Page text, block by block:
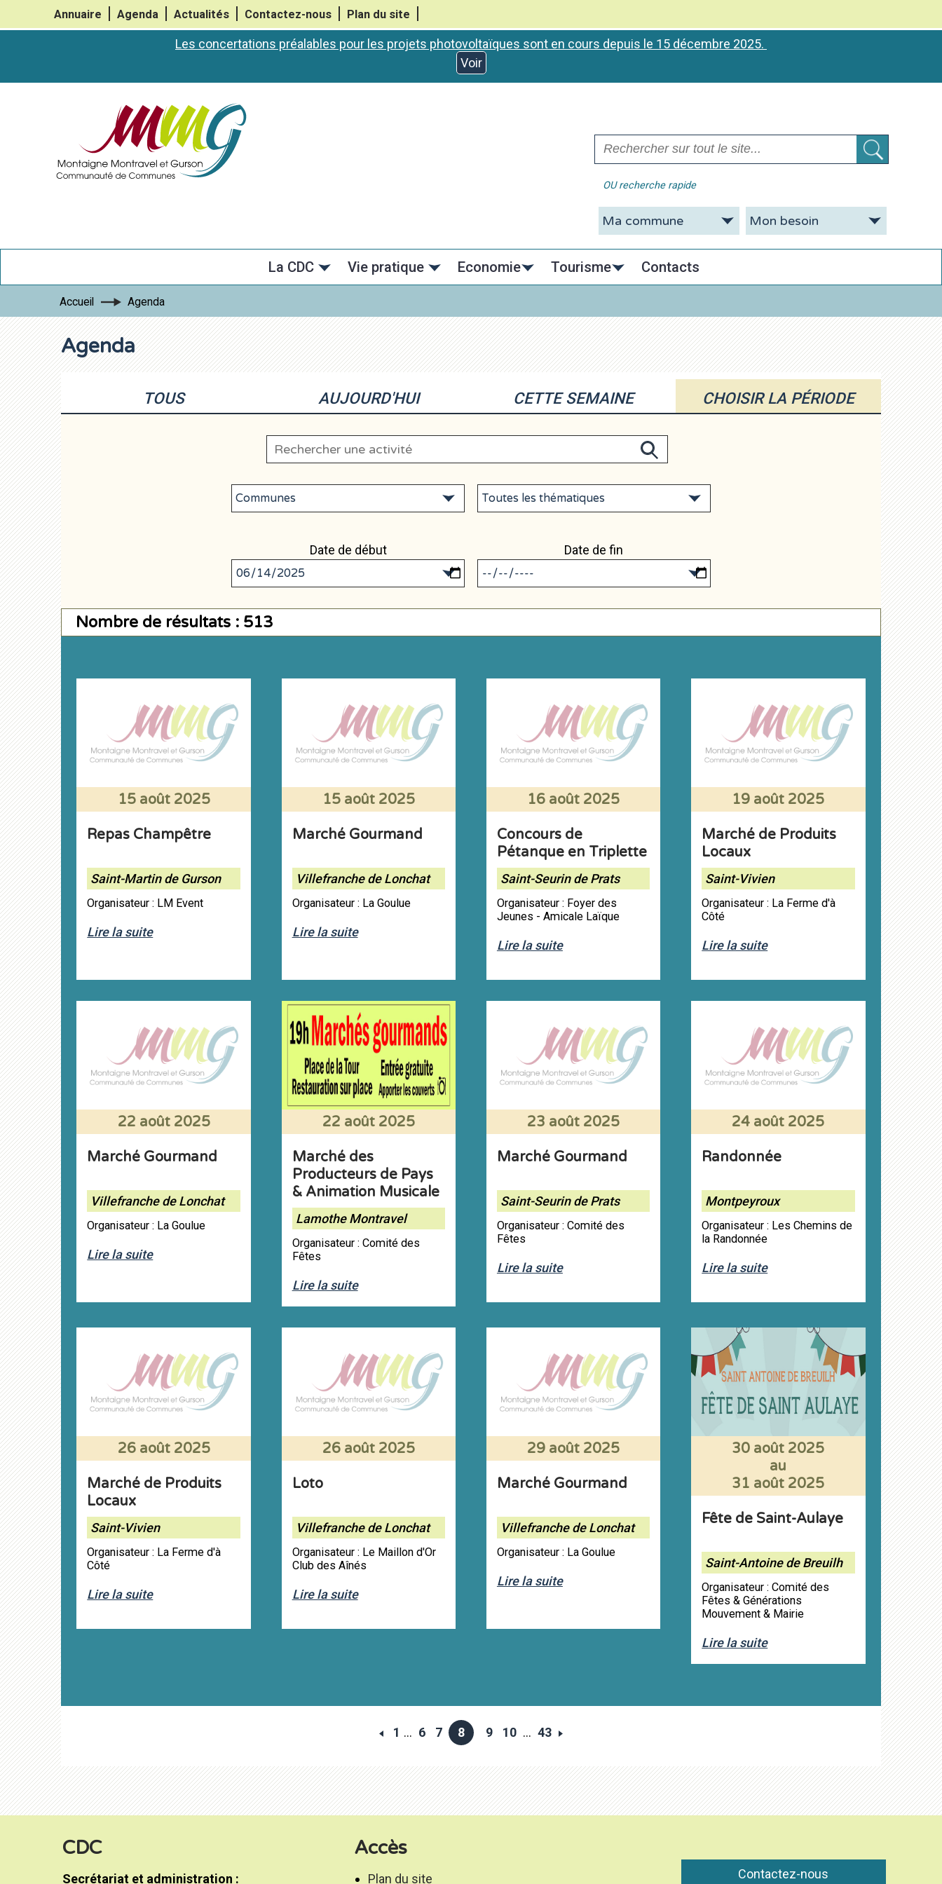
Annuaire Agenda Actualités Contactez-nous Plan du site
Les concertations préalables pour les projets photovoltaïques sont en cours depuis le 15 décembre 2025.
Voir
OU recherche rapide
La CDC Vie pratique Economie Tourisme Contacts
Accueil Agenda
Agenda
TOUS AUJOURD'HUI CETTE SEMAINE CHOISIR LA PÉRIODE
Date de début Date de fin
Nombre de résultats : 513
15 août 2025
Repas Champêtre
Saint-Martin de Gurson
Organisateur : LM Event
Lire la suite
15 août 2025
Marché Gourmand
Villefranche de Lonchat
Organisateur : La Goulue
Lire la suite
16 août 2025
Concours de
Pétanque en Triplette
Saint-Seurin de Prats
Organisateur : Foyer des
Jeunes - Amicale Laïque
Lire la suite
19 août 2025
Marché de Produits
Locaux
Saint-Vivien
Organisateur : La Ferme d'à
Côté
Lire la suite
22 août 2025
Marché Gourmand
Villefranche de Lonchat
Organisateur : La Goulue
Lire la suite
22 août 2025
Marché des
Producteurs de Pays
& Animation Musicale
Lamothe Montravel
Organisateur : Comité des
Fêtes
Lire la suite
23 août 2025
Marché Gourmand
Saint-Seurin de Prats
Organisateur : Comité des
Fêtes
Lire la suite
24 août 2025
Randonnée
Montpeyroux
Organisateur : Les Chemins de
la Randonnée
Lire la suite
26 août 2025
Marché de Produits
Locaux
Saint-Vivien
Organisateur : La Ferme d'à
Côté
Lire la suite
26 août 2025
Loto
Villefranche de Lonchat
Organisateur : Le Maillon d'Or
Club des Aînés
Lire la suite
29 août 2025
Marché Gourmand
Villefranche de Lonchat
Organisateur : La Goulue
Lire la suite
30 août 2025
au
31 août 2025
Fête de Saint-Aulaye
Saint-Antoine de Breuilh
Organisateur : Comité des
Fêtes & Générations
Mouvement & Mairie
Lire la suite
1 ... 6 7 8 9 10 ... 43
CDC
Secrétariat et administration :
Accès
Plan du site Contactez-nous